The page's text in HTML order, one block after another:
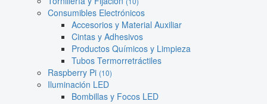
Consumibles Electrónicos
Accesorios y Material Auxiliar
Cintas y Adhesivos
Productos Químicos y Limpieza
Tubos Termorretráctiles
Raspberry Pi (10)
Iluminación LED
Bombillas y Focos LED